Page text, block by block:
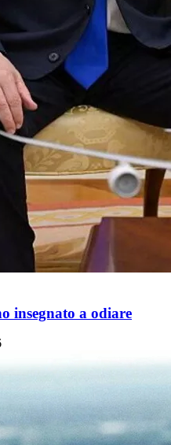
insegnato a odiare